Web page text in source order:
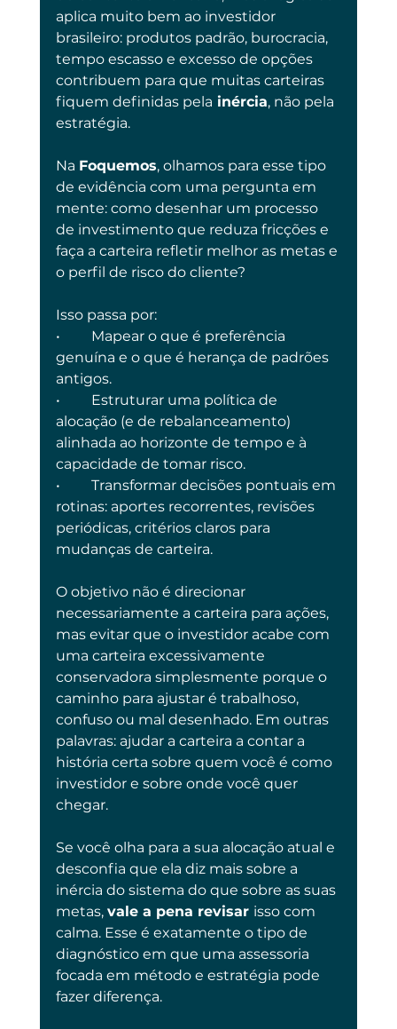
aplica muito bem ao investidor
brasileiro: produtos padrão, burocracia,
tempo escasso e excesso de opções
contribuem para que muitas carteiras
fiquem definidas pela inércia, não pela
estratégia.
Na Foquemos, olhamos para esse tipo
de evidência com uma pergunta em
mente: como desenhar um processo
de investimento que reduza fricções e
faça a carteira refletir melhor as metas e
o perfil de risco do cliente?
Isso passa por:
•	Mapear o que é preferência
genuína e o que é herança de padrões
antigos.
•	Estruturar uma política de
alocação (e de rebalanceamento)
alinhada ao horizonte de tempo e à
capacidade de tomar risco.
•	Transformar decisões pontuais em
rotinas: aportes recorrentes, revisões
periódicas, critérios claros para
mudanças de carteira.
O objetivo não é direcionar
necessariamente a carteira para ações,
mas evitar que o investidor acabe com
uma carteira excessivamente
conservadora simplesmente porque o
caminho para ajustar é trabalhoso,
confuso ou mal desenhado. Em outras
palavras: ajudar a carteira a contar a
história certa sobre quem você é como
investidor e sobre onde você quer
chegar.
Se você olha para a sua alocação atual e
desconfia que ela diz mais sobre a
inércia do sistema do que sobre as suas
metas, vale a pena revisar isso com
calma. Esse é exatamente o tipo de
diagnóstico em que uma assessoria
focada em método e estratégia pode
fazer diferença.